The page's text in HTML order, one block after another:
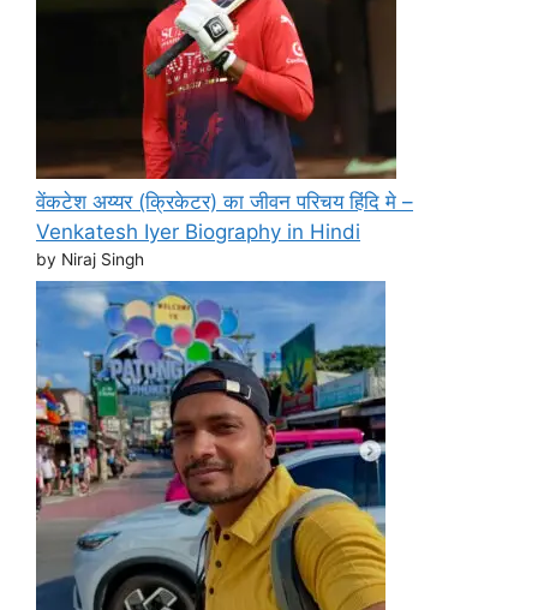
वेंकटेश अय्यर (क्रिकेटर) का जीवन परिचय हिंदि मे –
Venkatesh Iyer Biography in Hindi
by Niraj Singh